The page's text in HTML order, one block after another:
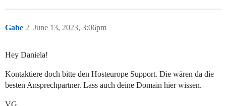
Gabe June 13, 2023, 3:06pm
2
Hey Daniela!
Kontaktiere doch bitte den Hosteurope Support. Die wären da die
besten Ansprechpartner. Lass auch deine Domain hier wissen.
VG,